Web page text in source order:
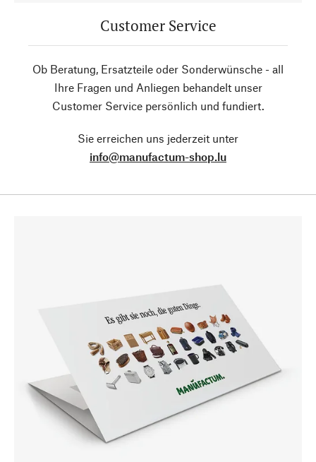
Customer Service
Ob Beratung, Ersatzteile oder Sonderwünsche - all
Ihre Fragen und Anliegen behandelt unser
Customer Service persönlich und fundiert.
Sie erreichen uns jederzeit unter
info@manufactum-shop.lu